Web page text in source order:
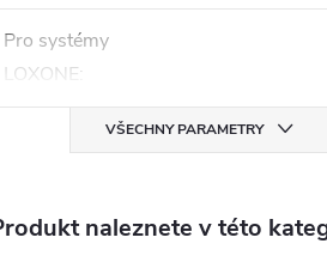
Pro systémy
LOXONE:
VŠECHNY PARAMETRY
naleznete v této